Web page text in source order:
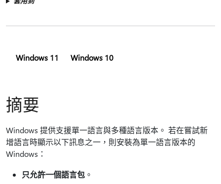
Windows 11 Windows 10
摘要
Windows 提供支援單一語言與多種語言版本。 若在嘗試新
增語言時顯示以下訊息之一，則安裝為單一語言版本的
Windows：
只允許一個語言包 。